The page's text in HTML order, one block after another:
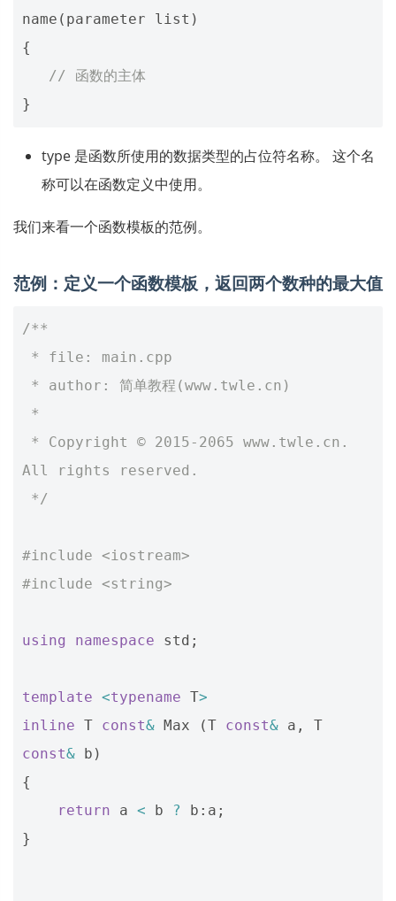
name ( parameter list )
{
// 函数的主体
}
type 是函数所使用的数据类型的占位符名称。 这个名
称可以在函数定义中使用。
我们来看一个函数模板的范例。
范例：定义一个函数模板，返回两个数种的最大值
/**
* file: main.cpp
* author: 简单教程(www.twle.cn)
*
All rights reserved.
*/
#include <iostream>
#include <string>
using namespace std ;
template <typename T>
inline T const& Max (T const& a ,
T
const& b )
{
return
a < b ? b : a ;
}